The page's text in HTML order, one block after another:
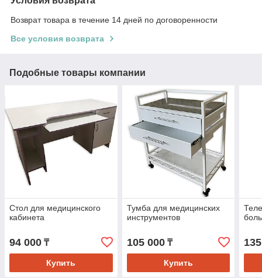
Возврат товара в течение 14 дней по договоренности
Все условия возврата
Подобные товары компании
Стол для медицинского
кабинета
94 000 ₸
Купить
Тумба для медицинских
инструментов
105 000₸
Купить